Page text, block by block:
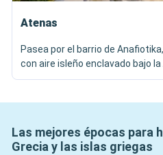
Atenas
Pasea por el barrio de
con aire isleño enclavado bajo
Las mejores épocas para
Grecia y las islas griegas